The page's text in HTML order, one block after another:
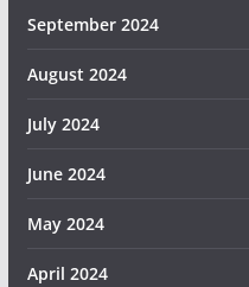
September 2024
August 2024
July 2024
June 2024
May 2024
April 2024